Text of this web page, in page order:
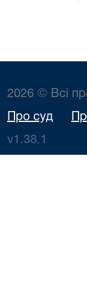
2026 © Всі
Про суд
v1.38.1